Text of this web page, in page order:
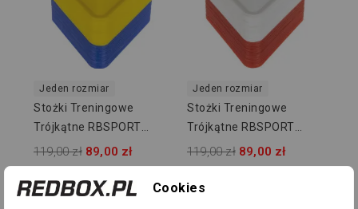
Jeden rozmiar
Stożki Treningowe
Trójkątne RBSPORT
RB54150YB - 50 Szt
119,00 zł 89,00 zł
Jeden rozmiar
Stożki Treningowe
Trójkątne RBSPORT
RB54150WR - 50 Szt
119,00 zł 89,00 zł
-30,00 ZŁ
Cookies